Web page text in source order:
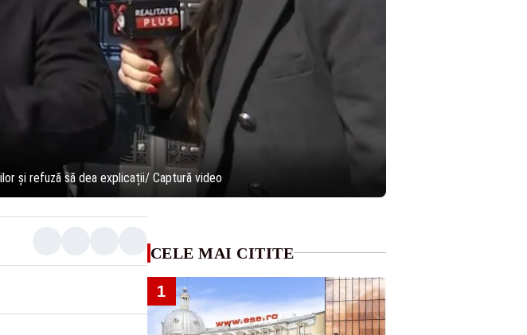
și refuză să dea explicații/ Captură video
CELE MAI CITITE
1